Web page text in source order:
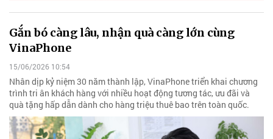
Gắn bó càng lâu, nhận quà càng lớn cùng
VinaPhone
15/06/2026 10:54
Nhân dịp kỷ niệm 30 năm thành lập, VinaPhone triển khai chương
trình tri ân khách hàng với nhiều hoạt động tương tác, ưu đãi và
quà tặng hấp dẫn dành cho hàng triệu thuê bao trên toàn quốc.